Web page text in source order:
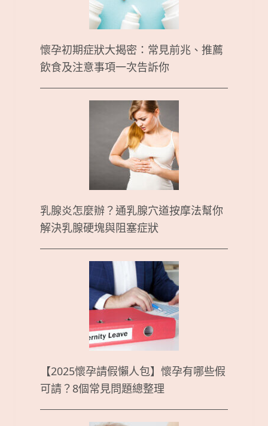
懷孕初期症狀大揭密：常見前兆、推薦
飲食及注意事項一次告訴你
乳腺炎怎麼辦？通乳腺穴道按摩法幫你
解決乳腺硬塊與阻塞症狀
【2025懷孕請假懶人包】懷孕有哪些假
可請？8個常見問題總整理